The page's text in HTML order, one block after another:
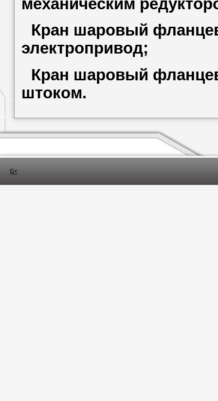
механическим
Кран шаровый
электропривод;
Кран шаровый
штоком.
G+